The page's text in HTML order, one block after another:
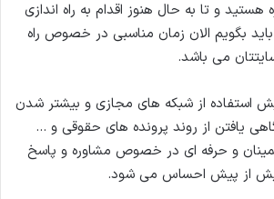
و تا به حال هنوز اقدام به راه اندازی
بگویم الان زمان مناسبی در خصوص راه
می باشد.
استفاده از شبکه های مجازی و بیشتر شدن
یافتن از روند پرونده های حقوقی و …
و حرفه ای در خصوص مشاوره و پاسخ
از پیش احساس می شود.